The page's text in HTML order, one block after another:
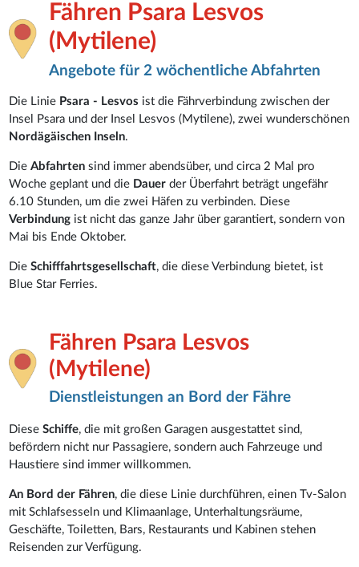
Fähren Psara Lesvos
(Mytilene)
Angebote für 2 wöchentliche Abfahrten
Die Linie Psara - Lesvos ist die Fährverbindung zwischen der
Insel Psara und der Insel Lesvos (Mytilene), zwei wunderschönen
Nordägäischen Inseln.
DieAbfahrten sind immer abendsüber, und circa 2 Mal pro
Woche geplant und die Dauerder Überfahrt beträgt ungefähr
6.10 Stunden, um die zwei Häfen zu verbinden. Diese
Verbindung ist nicht das ganze Jahr über garantiert, sondern von
Mai bis Ende Oktober.
DieSchifffahrtsgesellschaft, die diese Verbindung bietet, ist
Blue Star Ferries.
Fähren Psara Lesvos
(Mytilene)
Dienstleistungen an Bord der Fähre
DieseSchiffe, die mit großen Garagen ausgestattet sind,
befördern nicht nur Passagiere, sondern auch Fahrzeuge und
Haustiere sind immer willkommen.
An Bord der Fähren, die diese Linie durchführen, einen Tv-Salon
mit Schlafsesseln und Klimaanlage, Unterhaltungsräume,
Geschäfte, Toiletten, Bars, Restaurants und Kabinen stehen
Reisenden zur Verfügung.